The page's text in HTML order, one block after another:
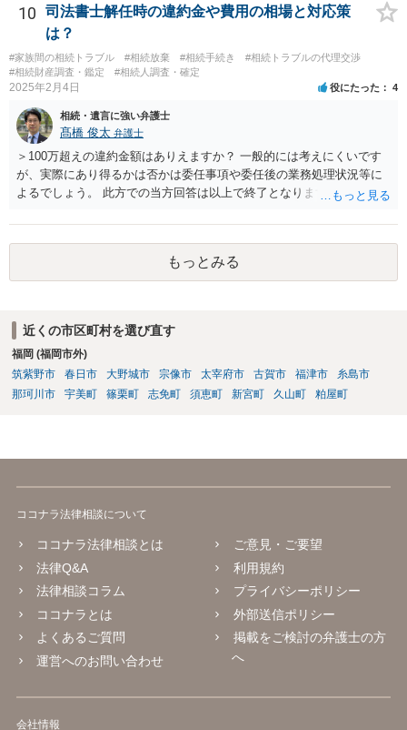
であれば、弁護士に相談し依頼されたら良いと思います。
10
司法書士解任時の違約金や費用の相場と対応策
は？
#家族間の相続トラブル #相続放棄 #相続手続き
#相続トラブルの代理交渉
#相続財産調査・鑑定
#相続人調査・確定
2025年2月4日 役にたった 4
相続・遺言に強い弁護士
髙橋 俊太 弁護士
＞100万超えの違約金額はありえますか？ 一般的には考えにくいです
が、実際にあり得るかは否かは委任事項や委任後の業務処理状況等に
よるでしょう。 此方での当方回答は以上で終了となりますが、参考に
もっとみる
近くの市区町村を選び直す
福岡 (福岡市外)
筑紫野市
春日市 大野城市 宗像市 太宰府市 古賀市 福津市
糸島市
那珂川市
宇美町 篠栗町 志免町 須恵町 新宮町 久山町 粕屋町
ココナラ法律相談について
ココナラ法律相談とは
法律Q&A
法律相談コラム
ココナラとは
よくあるご質問
運営へのお問い合わせ
ご意見・ご要望
利用規約
プライバシーポリシー
外部送信ポリシー
掲載をご検討の弁護士の方
へ
会社情報